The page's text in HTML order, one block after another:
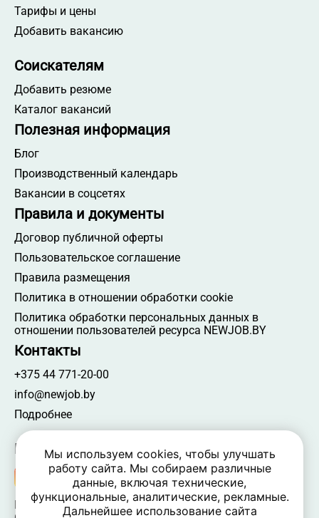
Тарифы и цены
Добавить вакансию
Соискателям
Добавить резюме
Каталог вакансий
Полезная информация
Блог
Производственный календарь
Вакансии в соцсетях
Правила и документы
Договор публичной оферты
Пользовательское соглашение
Правила размещения
Политика в отношении обработки cookie
Политика обработки персональных данных в
отношении пользователей ресурса NEWJOB.BY
Контакты
+375 44 771-20-00
info@newjob.by
Подробнее
Мы в соцсетях
NEWJOB.BY 🐝 2024 - 2026 | Все права защищены
Мы используем cookies, чтобы улучшать
работу сайта. Мы собираем различные
данные, включая технические,
функциональные, аналитические, рекламные.
Дальнейшее использование сайта